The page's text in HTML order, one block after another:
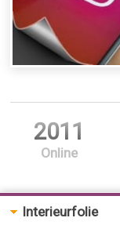
2011
Online
Interieurfolie